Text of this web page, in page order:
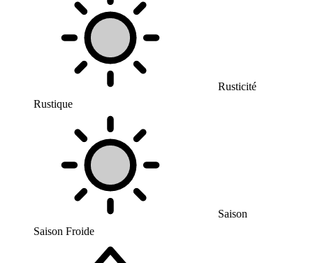
Rusticité
Rustique
Saison
Saison Froide